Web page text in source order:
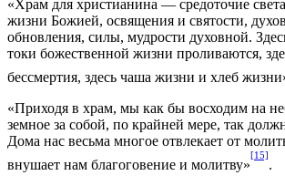
«Храм для христианина — средоточие
жизни Божией, освящения и святости,
обновления, силы, мудрости духовной.
токи божественной жизни проливаются,
бессмертия, здесь чаша жизни и хлеб
«Приходя в храм, мы как бы восходим на
земное за собой, по крайней мере, так
Дома нас весьма многое отвлекает от
внушает нам благоговение и молитву»
[15]
.